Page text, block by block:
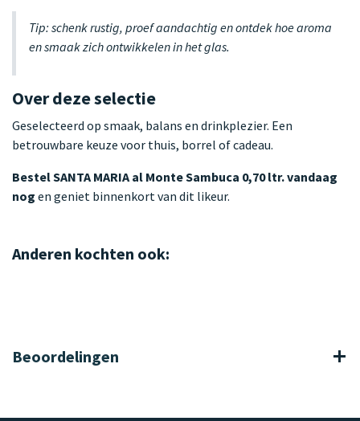
Tip: schenk rustig, proef aandachtig en ontdek hoe aroma
en smaak zich ontwikkelen in het glas.
Over deze selectie
Geselecteerd op smaak, balans en drinkplezier. Een
betrouwbare keuze voor thuis, borrel of cadeau.
Bestel SANTA MARIA al Monte Sambuca 0,70 ltr. vandaag
nog en geniet binnenkort van dit likeur.
Anderen kochten ook:
Beoordelingen